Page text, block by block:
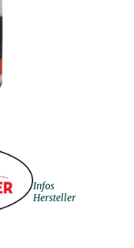
Infos
Hersteller